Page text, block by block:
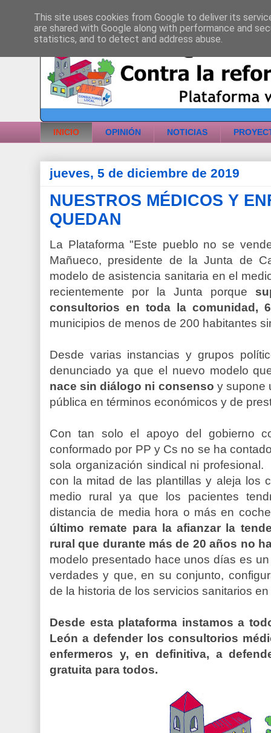
INICIO OPINIÓN NOTICIAS
jueves, 5 de diciembre de 2019
NUESTROS MÉDICOS Y
QUEDAN
La Plataforma "Este pueblo no se
Mañueco, presidente de la Junta de
modelo de asistencia sanitaria en el
recientemente por la Junta porque
consultorios en toda la comunidad,
municipios de menos de 200 habitantes
Desde varias instancias y grupos
denunciado ya que el nuevo modelo
nace sin diálogo ni consenso y supone
pública en términos económicos y de
Con tan solo el apoyo del gobierno
conformado por PP y Cs no se ha
sola organización sindical ni
con la mitad de las plantillas y aleja los
medio rural ya que los pacientes
distancia de media hora o más en
último remate para la afianzar la
rural que durante más de 20 años no
modelo presentado hace unos días es un
verdades y que, en su conjunto,
de la historia de los servicios sanitarios
Desde esta plataforma instamos a
León a defender los consultorios
enfermeros y, en definitiva, a
gratuita para todos.
This site uses cookies from Google to deliver its
are shared with Google along with performance and
statistics, and to detect and address abuse.